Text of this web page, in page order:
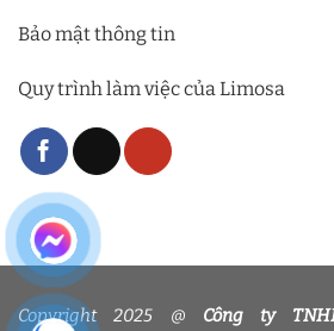
Bảo mật thông tin
Quy trình làm việc của Limosa
Copyright 2025 @ Công ty